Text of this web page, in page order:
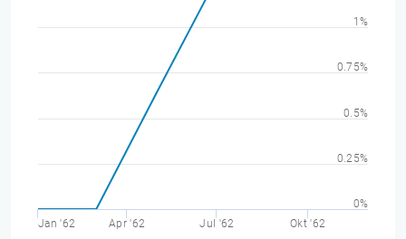
Jan '62 Apr '62 Jul '62 Okt '62
0%
0.25%
0.5%
0.75%
1%